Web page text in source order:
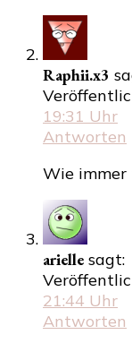
Raphii.x3
19:31 Uhr
Antworten
Wie immer
arielle sagt:
21:44 Uhr
Antworten